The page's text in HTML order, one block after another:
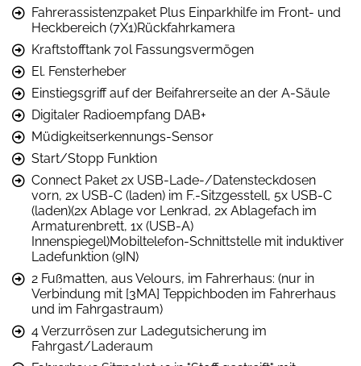
Fahrerassistenzpaket Plus Einparkhilfe im Front- und
Heckbereich (7X1)Rückfahrkamera
Kraftstofftank 70l Fassungsvermögen
El. Fensterheber
Einstiegsgriff auf der Beifahrerseite an der A-Säule
Digitaler Radioempfang DAB+
Müdigkeitserkennungs-Sensor
Start/Stopp Funktion
Connect Paket 2x USB-Lade-/Datensteckdosen
vorn, 2x USB-C (laden) im F.-Sitzgesstell, 5x USB-C
(laden)(2x Ablage vor Lenkrad, 2x Ablagefach im
Armaturenbrett, 1x (USB-A)
Innenspiegel)Mobiltelefon-Schnittstelle mit induktiver
Ladefunktion (9IN)
2 Fußmatten, aus Velours, im Fahrerhaus: (nur in
Verbindung mit [3MA] Teppichboden im Fahrerhaus
und im Fahrgastraum)
4 Verzurrösen zur Ladegutsicherung im
Fahrgast/Laderaum